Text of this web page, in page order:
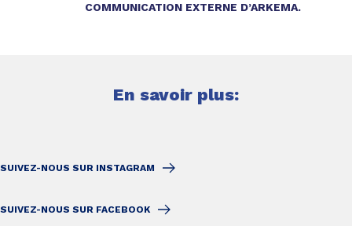
COMMUNICATION EXTERNE D’ARKEMA.
En savoir plus:
SUIVEZ-NOUS SUR INSTAGRAM
SUIVEZ-NOUS SUR FACEBOOK